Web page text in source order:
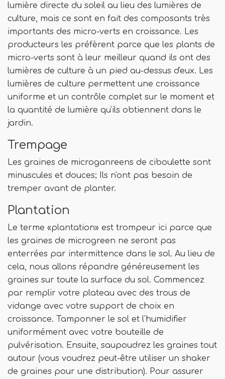
lumière directe du soleil au lieu des lumières de
culture, mais ce sont en fait des composants très
importants des micro-verts en croissance. Les
producteurs les préfèrent parce que les plants de
micro-verts sont à leur meilleur quand ils ont des
lumières de culture à un pied au-dessus d'eux. Les
lumières de culture permettent une croissance
uniforme et un contrôle complet sur le moment et
la quantité de lumière qu'ils obtiennent dans le
jardin.
Trempage
Les graines de microganreens de ciboulette sont
minuscules et douces; Ils n'ont pas besoin de
tremper avant de planter.
Plantation
Le terme «plantation» est trompeur ici parce que
les graines de microgreen ne seront pas
enterrées par intermittence dans le sol. Au lieu de
cela, nous allons répandre généreusement les
graines sur toute la surface du sol. Commencez
par remplir votre plateau avec des trous de
vidange avec votre support de choix en
croissance. Tamponner le sol et l'humidifier
uniformément avec votre bouteille de
pulvérisation. Ensuite, saupoudrez les graines tout
autour (vous voudrez peut-être utiliser un shaker
de graines pour une distribution). Pour assurer